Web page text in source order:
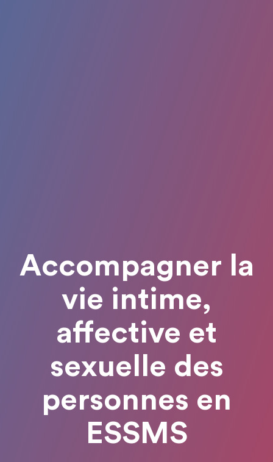
Accompagner la
vie intime,
affective et
sexuelle des
personnes en
ESSMS